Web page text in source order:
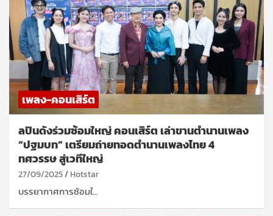
เพลง-คอนเสิร์ต
ลปินดังร่วมซ้อมใหญ่ คอนเสิร์ต เล่าขานตำนานเพลง
“ปฐมบท” เตรียมถ่ายทอดตำนานเพลงไทย 4
ทศวรรษ สู่เวทีใหญ่
27/09/2025 Hotstar
บรรยากาศการซ้อมใ…